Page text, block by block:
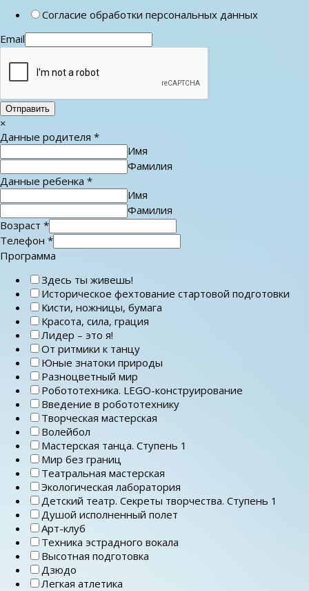
Согласие обработки персональных данных
Email
Отправить
×
Данные родителя *
Имя
Фамилия
Данные ребенка *
Имя
Фамилия
Возраст *
Телефон *
Программа
Здесь ты живешь!
Историческое фехтование стартовой подготовки
Кисти, ножницы, бумага
Красота, сила, грация
Лидер – это я!
От ритмики к танцу
Юные знатоки природы
Разноцветный мир
Робототехника. LEGO-конструирование
Введение в робототехнику
Творческая мастерская
Волейбол
Мастерская танца. Ступень 1
Мир без границ
Театральная мастерская
Экологическая лаборатория
Детский театр. Секреты творчества. Ступень 1
Душой исполненный полет
Арт-клуб
Техника эстрадного вокала
Высотная подготовка
Дзюдо
Легкая атлетика